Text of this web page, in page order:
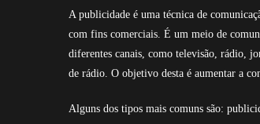
A publicidade é uma técnica de
com fins comerciais. É um meio de
diferentes canais, como televisão, rádio,
de rádio. O objetivo desta é aumentar a
Alguns dos tipos mais comuns são: